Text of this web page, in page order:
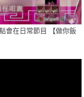
會在日常節目 【做你飯